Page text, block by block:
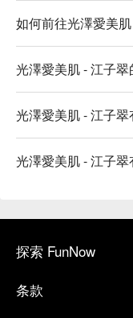
如何前往光澤愛美
光澤愛美肌 - 江子翠
光澤愛美肌 - 江子
光澤愛美肌 - 江子翠
探索 FunNow
条款